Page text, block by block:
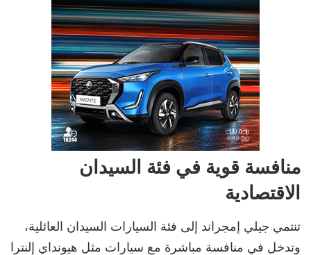
منافسة قوية في فئة السيدان
الاقتصادية
تنتمي جيلي إمجراند إلى فئة السيارات السيدان العائلية،
وتدخل في منافسة مباشرة مع سيارات مثل هيونداي إلنترا